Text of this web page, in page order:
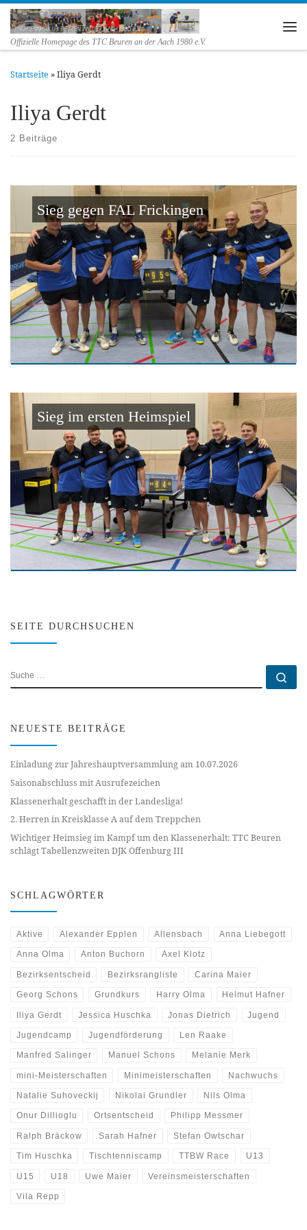
Zum Inhalt springen
Offizielle Homepage des TTC Beuren an der Aach 1980 e.V.
Startseite »Iliya Gerdt
Iliya Gerdt
2 Beiträge
Sieg gegen FAL Frickingen
Sieg im ersten Heimspiel
SEITE DURCHSUCHEN
SUCHE
NEUESTE BEITRÄGE
Einladung zur Jahreshauptversammlung am 10.07.2026
Saisonabschluss mit Ausrufezeichen
Klassenerhalt geschafft in der Landesliga!
2. Herren in Kreisklasse A auf dem Treppchen
Wichtiger Heimsieg im Kampf um den Klassenerhalt: TTC Beuren
schlägt Tabellenzweiten DJK Offenburg III
SCHLAGWÖRTER
Aktive Alexander Epplen Allensbach Anna Liebegott
Anna Olma Anton Buchorn Axel Klotz
Bezirksentscheid Bezirksrangliste Carina Maier
Georg Schons Grundkurs Harry Olma Helmut Hafner
Iliya Gerdt Jessica Huschka Jonas Dietrich Jugend
Jugendcamp Jugendförderung Len Raake
Manfred Salinger Manuel Schons Melanie Merk
mini-Meisterschaften Minimeisterschaften Nachwuchs
Natalie Suhoveckij Nikolai Grundler Nils Olma
Onur Dillioglu Ortsentscheid Philipp Messmer
Ralph Bräckow Sarah Hafner Stefan Owtschar
Tim Huschka Tischtenniscamp TTBW Race U13
U15 U18 Uwe Maier Vereinsmeisterschaften
Vila Repp